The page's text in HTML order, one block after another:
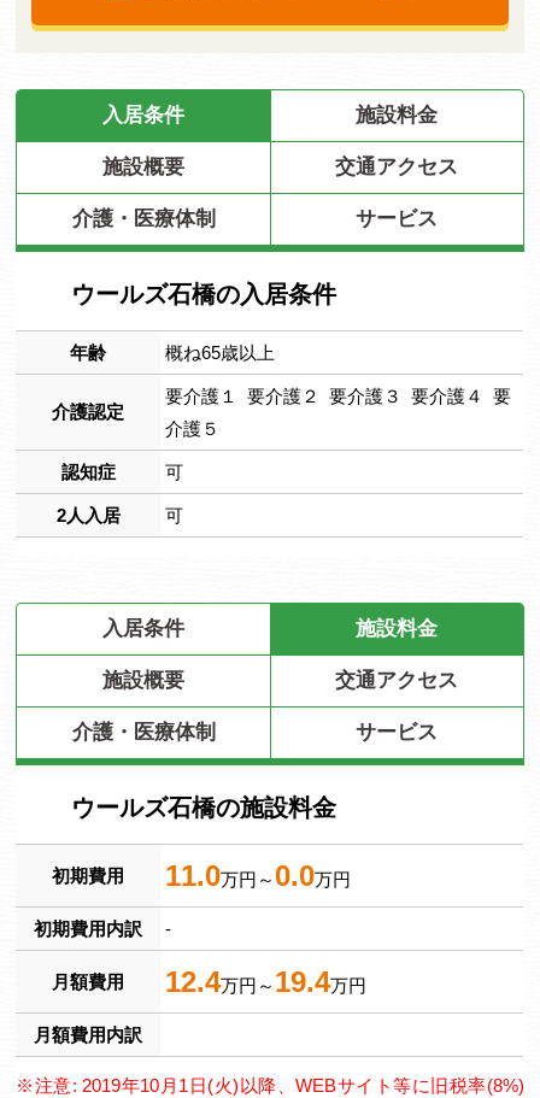
入居条件 施設料金
施設概要 交通アクセス
介護・医療体制 サービス
ウールズ石橋の入居条件
年齢 概ね65歳以上
介護認定
要介護１ 要介護２ 要介護３ 要介護４ 要
介護５
認知症 可
2人入居 可
入居条件 施設料金
施設概要 交通アクセス
介護・医療体制 サービス
ウールズ石橋の施設料金
初期費用 11.0万円～ 0.0万円
初期費用内訳 -
月額費用 12.4万円～ 19.4万円
月額費用内訳
※注意: 2019年10月1日(火)以降、WEBサイト等に旧税率(8%)